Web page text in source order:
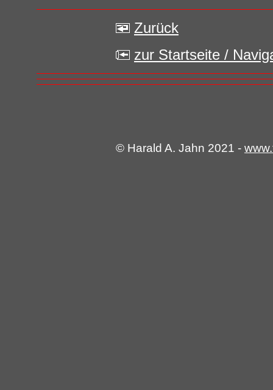
Zurück
zur Startseite /
© Harald A. Jahn 2021 -